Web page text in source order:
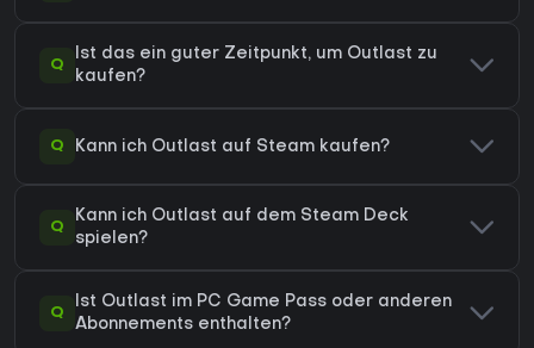
Q
Ist das ein guter Zeitpunkt, um Outlast zu
kaufen?
Q Kann ich Outlast auf Steam kaufen?
Q
Kann ich Outlast auf dem Steam Deck
spielen?
Q
Ist Outlast im PC Game Pass oder anderen
Abonnements enthalten?